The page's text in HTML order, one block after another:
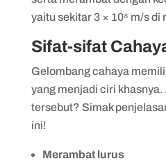
yaitu sekitar 3 × 10⁸ m/s di
Sifat-sifat
Gelombang cahaya
yang menjadi ciri khasnya.
tersebut? Simak
ini!
Merambat lurus